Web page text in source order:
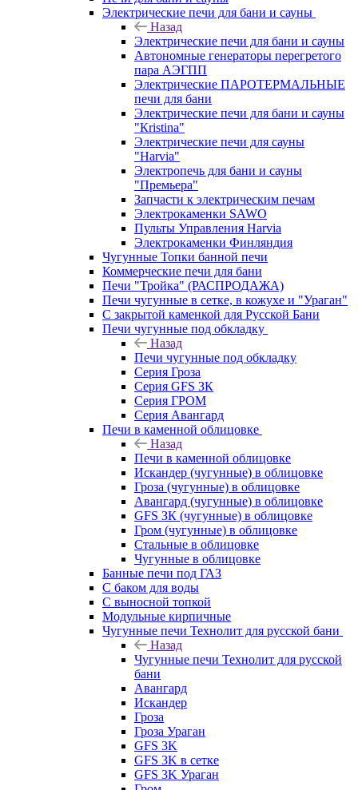
Электрические печи для бани и сауны
Назад
Электрические печи для бани и сауны
Автономные генераторы перегретого
пара АЭГПП
Электрические ПАРОТЕРМАЛЬНЫЕ
печи для бани
Электрические печи для бани и сауны
"Кristina"
Электрические печи для сауны
"Harvia"
Электропечь для бани и сауны
"Премьера"
Запчасти к электрическим печам
Электрокаменки SAWO
Пульты Управления Harvia
Электрокаменки Финляндия
Чугунные Топки банной печи
Коммерческие печи для бани
Печи "Тройка" (РАСПРОДАЖА)
Печи чугунные в сетке, в кожухе и "Ураган"
С закрытой каменкой для Русской Бани
Печи чугунные под обкладку
Назад
Печи чугунные под обкладку
Серия Гроза
Серия GFS ЗК
Серия ГРОМ
Серия Авангард
Печи в каменной облицовке
Назад
Печи в каменной облицовке
Искандер (чугунные) в облицовке
Гроза (чугунные) в облицовке
Авангард (чугунные) в облицовке
GFS ЗК (чугунные) в облицовке
Гром (чугунные) в облицовке
Стальные в облицовке
Чугунные в облицовке
Банные печи под ГАЗ
С баком для воды
С выносной топкой
Модульные кирпичные
Чугунные печи Технолит для русской бани
Назад
Чугунные печи Технолит для русской
бани
Авангард
Искандер
Гроза
Гроза Ураган
GFS 3K
GFS 3K в сетке
GFS 3K Ураган